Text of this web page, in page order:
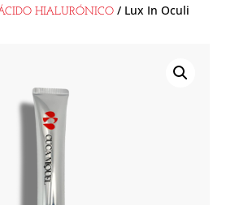
HIALURÓNICO / Lux In Oculi